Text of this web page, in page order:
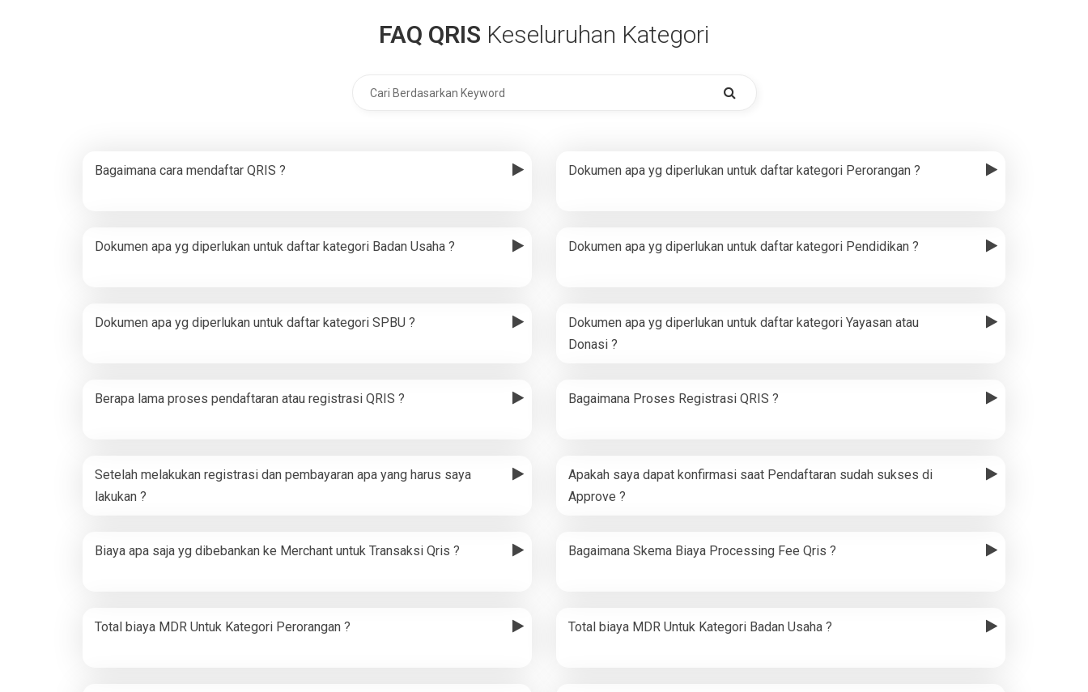
FAQ QRIS Keseluruhan Kategori
Bagaimana cara mendaftar QRIS ? Dokumen apa yg diperlukan untuk daftar kategori Perorangan ?
Dokumen apa yg diperlukan untuk daftar kategori Badan Usaha ? Dokumen apa yg diperlukan untuk daftar kategori Pendidikan ?
Dokumen apa yg diperlukan untuk daftar kategori SPBU ?
Dokumen apa yg diperlukan untuk daftar kategori Yayasan atau
Donasi ?
Berapa lama proses pendaftaran atau registrasi QRIS ? Bagaimana Proses Registrasi QRIS ?
Setelah melakukan registrasi dan pembayaran apa yang harus saya
lakukan ?
Apakah saya dapat konfirmasi saat Pendaftaran sudah sukses di
Approve ?
Biaya apa saja yg dibebankan ke Merchant untuk Transaksi Qris ? Bagaimana Skema Biaya Processing Fee Qris ?
Total biaya MDR Untuk Kategori Perorangan ? Total biaya MDR Untuk Kategori Badan Usaha ?